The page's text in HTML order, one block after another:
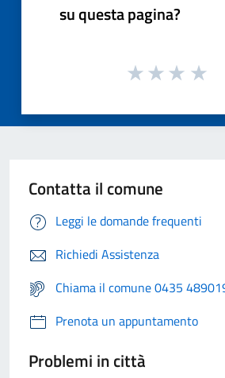
su questa pagina?
Contatta il comune
Leggi le domande frequenti
Richiedi Assistenza
Chiama il comune 0435
Prenota un appuntamento
Problemi in città